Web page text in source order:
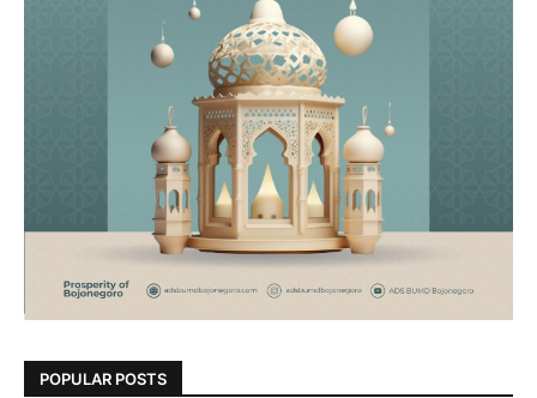
POPULAR POSTS